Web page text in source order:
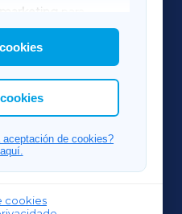
a elección das
de cookies?
cookies